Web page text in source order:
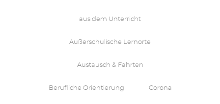
aus dem Unterricht
Außerschulische Lernorte
Austausch & Fahrten
Berufliche Orientierung Corona